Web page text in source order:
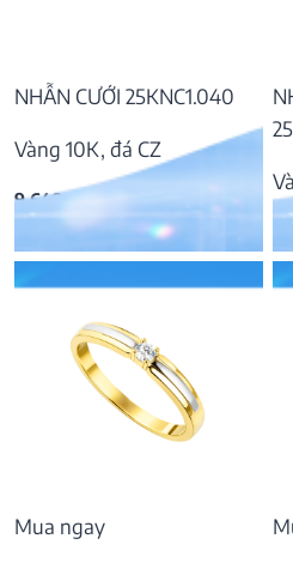
NHẪN CƯỚI 25KNC1.040
Vàng 10K, đá CZ
9.648.000
Mua ngay